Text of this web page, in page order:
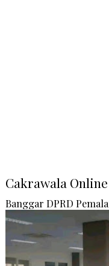
Cakrawala
Banggar DPRD